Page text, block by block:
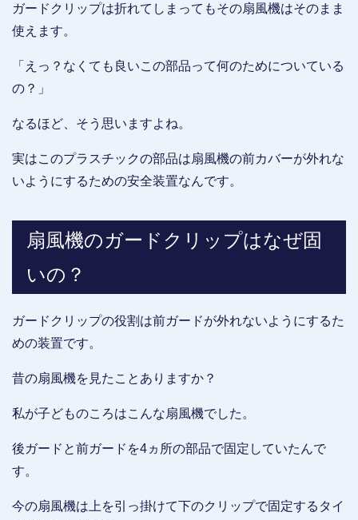
ガードクリップは折れてしまってもその扇風機はそのまま
使えます。
「えっ？なくても良いこの部品って何のためについている
の？」
なるほど、そう思いますよね。
実はこのプラスチックの部品は扇風機の前カバーが外れな
いようにするための安全装置なんです。
扇風機のガードクリップはなぜ固
いの？
ガードクリップの役割は前ガードが外れないようにするた
めの装置です。
昔の扇風機を見たことありますか？
私が子どものころはこんな扇風機でした。
後ガードと前ガードを4ヵ所の部品で固定していたんで
す。
今の扇風機は上を引っ掛けて下のクリップで固定するタイ